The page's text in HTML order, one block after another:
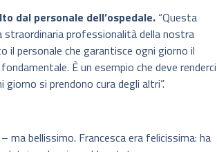
dal personale dell’ospedale. “Questa
professionalità della nostra
personale che garantisce ogni giorno il
È un esempio che deve renderci
si prendono cura degli altri”.
ma bellissimo. Francesca era felicissima: ha